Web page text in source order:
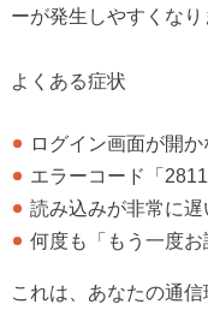
ーが発生しやすくなり
よくある症状
ログイン画面が開か
エラーコード「
読み込みが非常に遅
何度も「もう一度
これは、あなたの通